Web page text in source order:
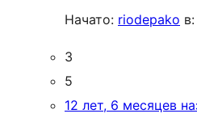
Начато: riodepako в:
3
5
12 лет, 6 месяцев